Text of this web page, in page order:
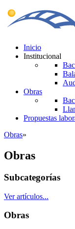
Inicio
Institucional
Obras
Propuestas
Obras»
Obras
Subcategorías
Ver artículos...
Obras